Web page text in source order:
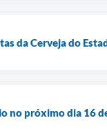
da Cerveja do
no próximo dia 16